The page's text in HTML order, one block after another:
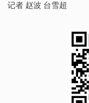
记者 赵波 台雪超